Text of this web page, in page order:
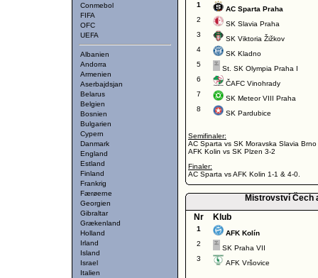
Conmebol
FIFA
OFC
UEFA
Albanien
Andorra
Armenien
Aserbajdsjan
Belarus
Belgien
Bosnien
Bulgarien
Cypern
Danmark
England
Estland
Finland
Frankrig
Færøerne
Georgien
Gibraltar
Grækenland
Holland
Irland
Island
Israel
Italien
1
AC Sparta Praha
2
SK Slavia Praha
3
SK Viktoria Žižkov
4
SK Kladno
5
St. SK Olympia Praha I
6
ČAFC Vinohrady
7
SK Meteor VIII Praha
8
SK Pardubice
Semifinaler:
AC Sparta vs SK Moravska Slavia Brno
AFK Kolin vs SK Plzen 3-2
Finaler:
AC Sparta vs AFK Kolin 1-1 & 4-0.
Mistrovství Čech
Nr
Klub
1
AFK Kolín
2
SK Praha VII
3
AFK Vršovice